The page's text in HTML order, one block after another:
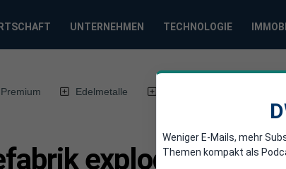
UNTERNEHMEN TECHNOLOGIE
Edelmetalle
explodiert
Weniger E-Mails, mehr
Themen kompakt als